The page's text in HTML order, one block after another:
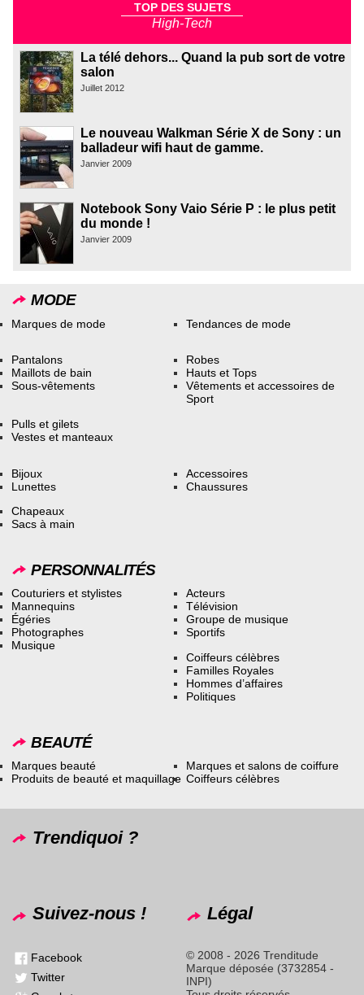
TOP DES SUJETS
High-Tech
La télé dehors... Quand la pub sort de votre
salon
Juillet 2012
Le nouveau Walkman Série X de Sony : un
balladeur wifi haut de gamme.
Janvier 2009
Notebook Sony Vaio Série P : le plus petit
du monde !
Janvier 2009
MODE
Marques de mode Tendances de mode
Pantalons
Maillots de bain
Sous-vêtements
Robes
Hauts et Tops
Vêtements et accessoires de
Sport
Pulls et gilets
Vestes et manteaux
Bijoux
Lunettes
Accessoires
Chaussures
Chapeaux
Sacs à main
PERSONNALITÉS
Couturiers et stylistes
Mannequins
Égéries
Photographes
Musique
Acteurs
Télévision
Groupe de musique
Sportifs
Coiffeurs célèbres
Familles Royales
Hommes d’affaires
Politiques
BEAUTÉ
Marques beauté
Produits de beauté et maquillage
Marques et salons de coiffure
Coiffeurs célèbres
Trendiquoi ?
Suivez-nous !
Facebook
Twitter
Légal
© 2008 - 2026 Trenditude
Marque déposée (3732854 -
INPI)